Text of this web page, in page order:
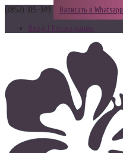
(3852) 315-349 Написать в Whatsapp
Вход | Регистрация